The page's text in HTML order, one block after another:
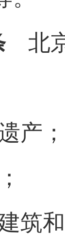
北
产；
筑